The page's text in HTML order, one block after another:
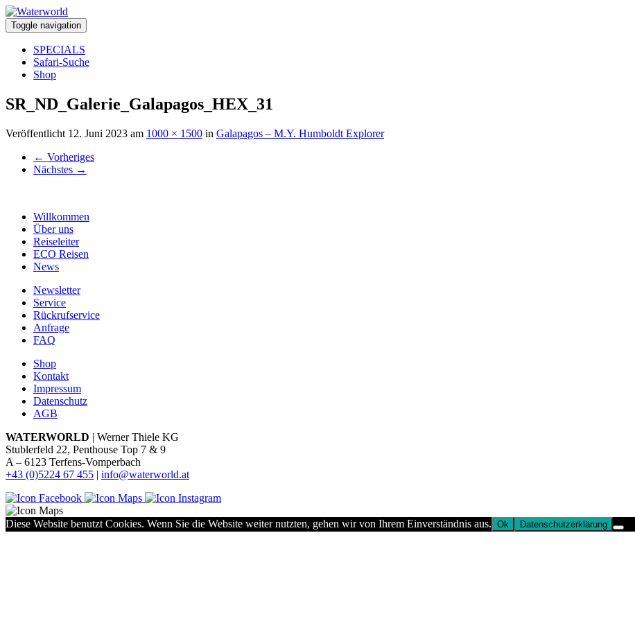
Toggle navigation
SPECIALS
Safari-Suche
Shop
SR_ND_Galerie_Galapagos_HEX_31
Veröffentlicht 12. Juni 2023 am 1000 × 1500 in Galapagos – M.Y. Humboldt Explorer
← Vorheriges
Nächstes →
Willkommen
Über uns
Reiseleiter
ECO Reisen
News
Newsletter
Service
Rückrufservice
Anfrage
FAQ
Shop
Kontakt
Impressum
Datenschutz
AGB
WATERWORLD | Werner Thiele KG
Stublerfeld 22, Penthouse Top 7 & 9
A – 6123 Terfens-Vomperbach
+43 (0)5224 67 455 | info@waterworld.at
Diese Website benutzt Cookies. Wenn Sie die Website weiter nutzten, gehen wir von Ihrem Einverständnis aus. Ok Datenschutzerklärung